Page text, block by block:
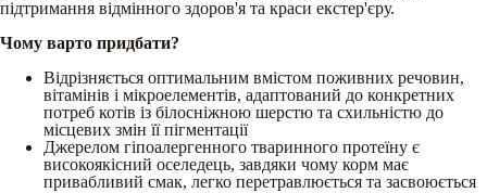
підтримання відмінного здоров'я та краси екстер'єру.
Чому варто придбати?
Відрізняється оптимальним вмістом поживних речовин,
вітамінів і мікроелементів, адаптований до конкретних
потреб котів із білосніжною шерстю та схильністю до
місцевих змін її пігментації
Джерелом гіпоалергенного тваринного протеїну є
високоякісний оселедець, завдяки чому корм має
привабливий смак, легко перетравлюється та засвоюється